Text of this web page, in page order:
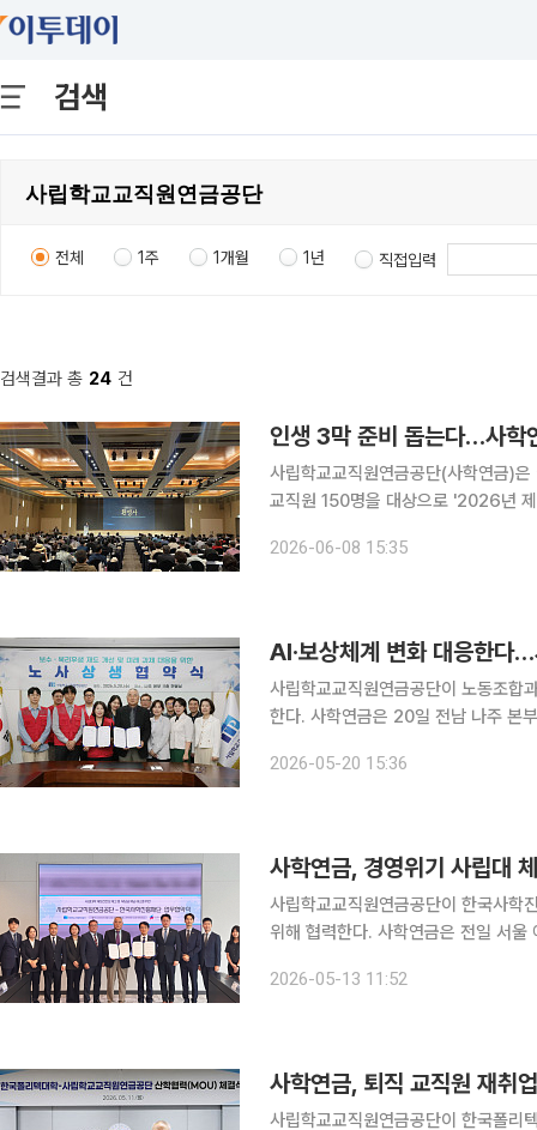
검색
전체 1주 1개월 1년 직접입력
검색결과 총 24 건
인생 3막 준비 돕는다…사학
사립학교교직원연금공단(사학연금)
교직원 150명을 대상으로 '2026년 제1차
그램을 비롯해 교직원공제회 및 국민
2026-06-08 15:35
AI·보상체계 변화 대응한다
사립학교교직원연금공단이 노동조합
한다. 사학연금은 20일 전남 나주 본부에서 노동조합과 ‘노사 상생 협약’을 체결했다고 밝혔다. 협
2026-05-20 15:36
사학연금, 경영위기 사립대
사립학교교직원연금공단이 한국사학
위해 협력한다. 사학연금은 전일 서울 여의도 TP타워에서 사학진흥재단과 ‘사립대학 재정 건전성
재정진단과 경영위기대학 관리 과정
2026-05-13 11:52
사학연금, 퇴직 교직원 재취
사립학교교직원연금공단이 한국폴리